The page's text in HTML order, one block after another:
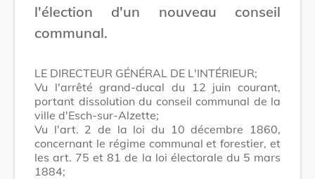
l'élection d'un nouveau conseil
communal.
LE DIRECTEUR GÉNÉRAL DE L'INTÉRIEUR;
Vu l'arrêté grand-ducal du 12 juin courant,
portant dissolution du conseil communal de la
ville d'Esch-sur-Alzette;
Vu l'art. 2 de la loi du 10 décembre 1860,
concernant le régime communal et forestier, et
les art. 75 et 81 de la loi électorale du 5 mars
1884;